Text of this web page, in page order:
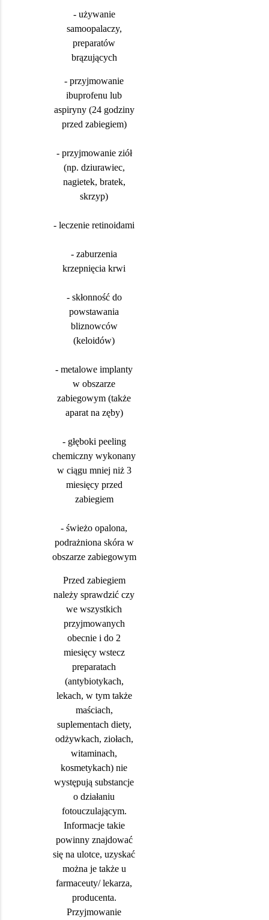
- używanie
samoopalaczy,
preparatów
brązujących
- przyjmowanie
ibuprofenu lub
aspiryny (24 godziny
przed zabiegiem)
- przyjmowanie ziół
(np. dziurawiec,
nagietek, bratek,
skrzyp)
- leczenie retinoidami
- zaburzenia
krzepnięcia krwi
- skłonność do
powstawania
bliznowców
(keloidów)
- metalowe implanty
w obszarze
zabiegowym (także
aparat na zęby)
- głęboki peeling
chemiczny wykonany
w ciągu mniej niż 3
miesięcy przed
zabiegiem
- świeżo opalona,
podrażniona skóra w
obszarze zabiegowym
Przed zabiegiem
należy sprawdzić czy
we wszystkich
przyjmowanych
obecnie i do 2
miesięcy wstecz
preparatach
(antybiotykach,
lekach, w tym także
maściach,
suplementach diety,
odżywkach, ziołach,
witaminach,
kosmetykach) nie
występują substancje
o działaniu
fotouczulającym.
Informacje takie
powinny znajdować
się na ulotce, uzyskać
można je także u
farmaceuty/ lekarza,
producenta.
Przyjmowanie